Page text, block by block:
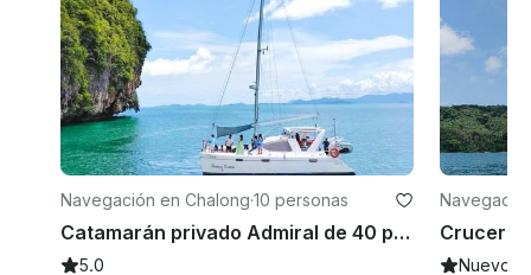
Navegación en Chalong·10 personas
Catamarán privado Admiral de 40 pies para una inolvidable aventura junto al mar
5.0 Nuevo